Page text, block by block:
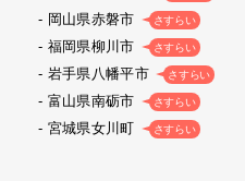
岡山県赤磐市 さすらい
福岡県柳川市 さすらい
岩手県八幡平市 さすらい
富山県南砺市 さすらい
宮城県女川町 さすらい